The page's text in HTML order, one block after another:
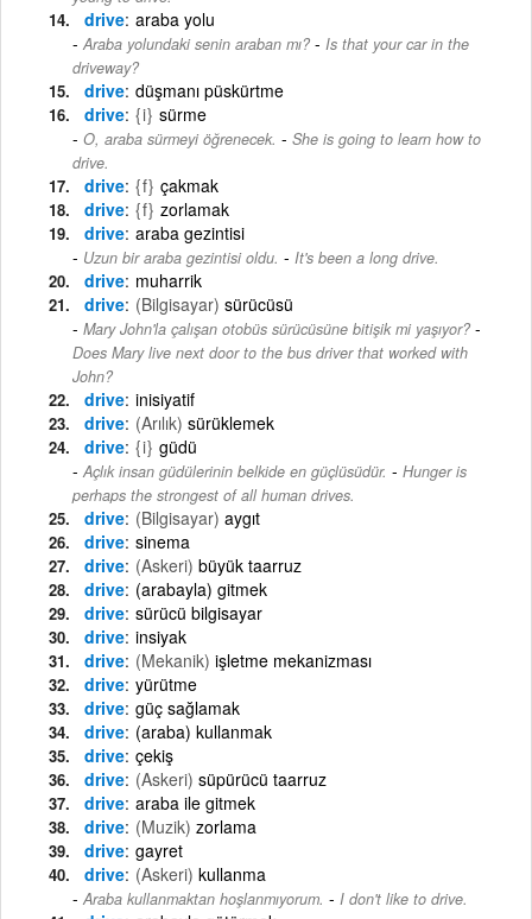
drive araba yolu
Araba yolundaki senin araban mı? - Is that your car in the
driveway?
drive düşmanı püskürtme
drive {i} sürme
O, araba sürmeyi öğrenecek. - She is going to learn how to
drive.
drive {f} çakmak
drive {f} zorlamak
drive araba gezintisi
Uzun bir araba gezintisi oldu. - It's been a long drive.
drive muharrik
drive (Bilgisayar) sürücüsü
Mary John'la çalışan otobüs sürücüsüne bitişik mi yaşıyor? -
Does Mary live next door to the bus driver that worked with
John?
drive inisiyatif
drive (Arılık) sürüklemek
drive {i} güdü
Açlık insan güdülerinin belkide en güçlüsüdür. - Hunger is
perhaps the strongest of all human drives.
drive (Bilgisayar) aygıt
drive sinema
drive (Askeri) büyük taarruz
drive (arabayla) gitmek
drive sürücü bilgisayar
drive insiyak
drive (Mekanik) işletme mekanizması
drive yürütme
drive güç sağlamak
drive (araba) kullanmak
drive çekiş
drive (Askeri) süpürücü taarruz
drive araba ile gitmek
drive (Muzik) zorlama
drive gayret
drive (Askeri) kullanma
Araba kullanmaktan hoşlanmıyorum. - I don't like to drive.